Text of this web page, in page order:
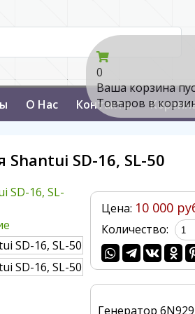
0
Ваша корзина
Товаров в
О Нас Контакты
SD-16, SL-50
Цена: 10 000
Количество:
Генератор